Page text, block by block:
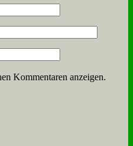
Kommentaren anzeigen.